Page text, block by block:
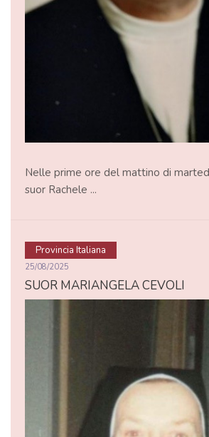
Nelle prime ore del mattino di
suor Rachele ...
Provincia Italiana
25/08/2025
SUOR MARIANGELA CEVOLI